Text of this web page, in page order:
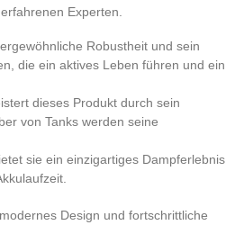
Experten.
Robustheit und sein
die ein aktives Leben führen und ein
dieses Produkt durch sein
von Tanks werden seine
sie ein einzigartiges Dampferlebnis
Design und fortschrittliche